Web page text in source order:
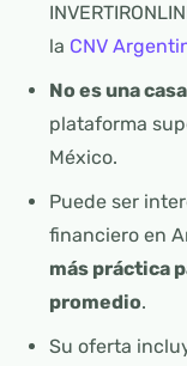
la CNV
No es una
plataforma
México.
Puede ser
financiero en
más práctica
promedio.
Su oferta